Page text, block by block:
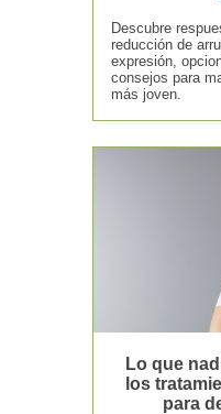
Descubre
reducción de
expresión,
consejos para
más joven.
Lo que
los
para